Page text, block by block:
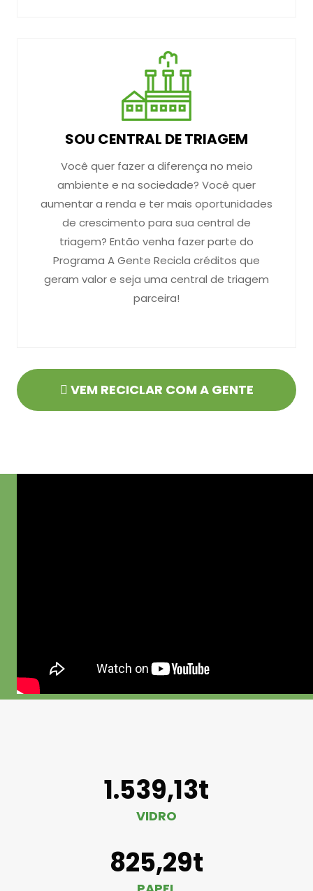
SOU CENTRAL DE TRIAGEM
Você quer fazer a diferença no meio
ambiente e na sociedade? Você quer
aumentar a renda e ter mais oportunidades
de crescimento para sua central de
triagem? Então venha fazer parte do
Programa A Gente Recicla créditos que
geram valor e seja uma central de triagem
parceira!
VEM RECICLAR COM A GENTE
1.539,13t
VIDRO
825,29t